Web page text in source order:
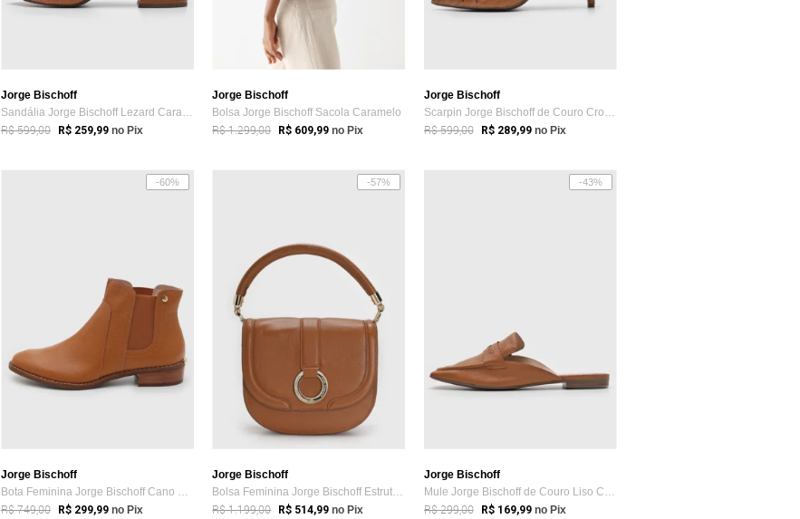
Jorge Bischoff
Sandália Jorge Bischoff Lezard Caramelo
R$ 599,00 R$ 259,99 no Pix
Jorge Bischoff
Bolsa Jorge Bischoff Sacola Caramelo
R$ 1.299,00 R$ 609,99 no Pix
Jorge Bischoff
Scarpin Jorge Bischoff de Couro Croco Caramelo
R$ 599,00 R$ 289,99 no Pix
-60%
Jorge Bischoff
Bota Feminina Jorge Bischoff Cano Baixo Caramelo
R$ 749,00 R$ 299,99 no Pix
-57%
Jorge Bischoff
Bolsa Feminina Jorge Bischoff Estruturada Caramelo
R$ 1.199,00 R$ 514,99 no Pix
-43%
Jorge Bischoff
Mule Jorge Bischoff de Couro Liso Caramelo
R$ 299,00 R$ 169,99 no Pix